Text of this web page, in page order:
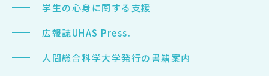
学生の心身に関する支援
広報誌UHAS Press.
人間総合科学大学発行の書籍案内